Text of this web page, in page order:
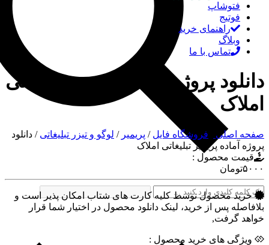
فتوشاپ
فوتیج
راهنمای خرید
وبلاگ
تماس با ما
دانلود پروژه آماده پریمیر تبلیغاتی
املاک
صفحه اصلی فروشگاه فایل / پریمیر / لوگو و تیزر تبلیغاتی / دانلود
پروژه آماده پریمیر تبلیغاتی املاک
قیمت محصول :
۵۰۰۰تومان
خرید محصول توسط کلیه کارت های شتاب امکان پذیر است و
بلافاصله پس از خرید، لینک دانلود محصول در اختیار شما قرار
خواهد گرفت,
ویژگی های خرید محصول :